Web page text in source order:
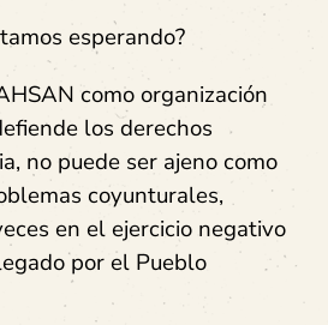
esperando?
como organización
los derechos
no puede ser ajeno como
coyunturales,
en el ejercicio negativo
por el Pueblo